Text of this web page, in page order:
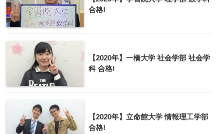
合格!
【2020年】一橋大学 社会学部 社会学
科 合格!
【2020年】立命館大学 情報理工学部
合格!